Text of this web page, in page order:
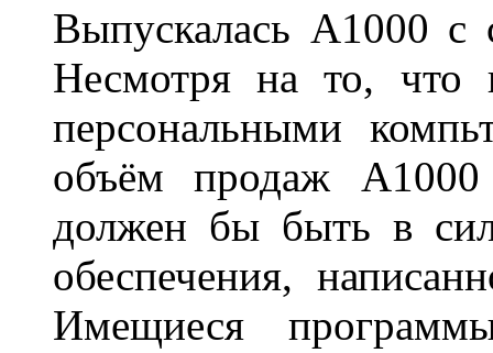
Выпускалась A1000 с
Несмотря на то, что
персональными
объём продаж
должен бы быть в
обеспечения,
Имещиеся